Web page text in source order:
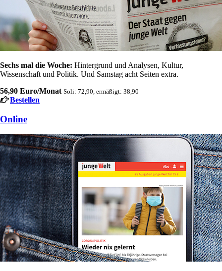
Sechs mal die Woche: Hintergrund und Analysen, Kultur,
Wissenschaft und Politik. Und Samstag acht Seiten extra.
56,90 Euro/Monat Soli: 72,90, ermäßigt: 38,90
Bestellen
Online